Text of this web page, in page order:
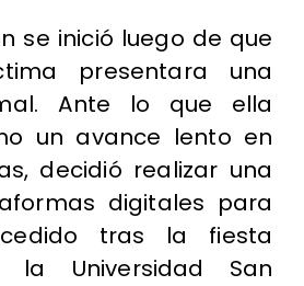
se inició luego de que
presentara una
Ante lo que ella
un avance lento en
decidió realizar una
digitales para
tras la fiesta
la Universidad San